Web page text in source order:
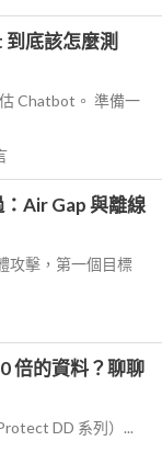
底該怎麼測
Chatbot。 準備一
Air Gap 與離線
攻擊，第一個目標
倍的資料？聊聊
DD 系列）...